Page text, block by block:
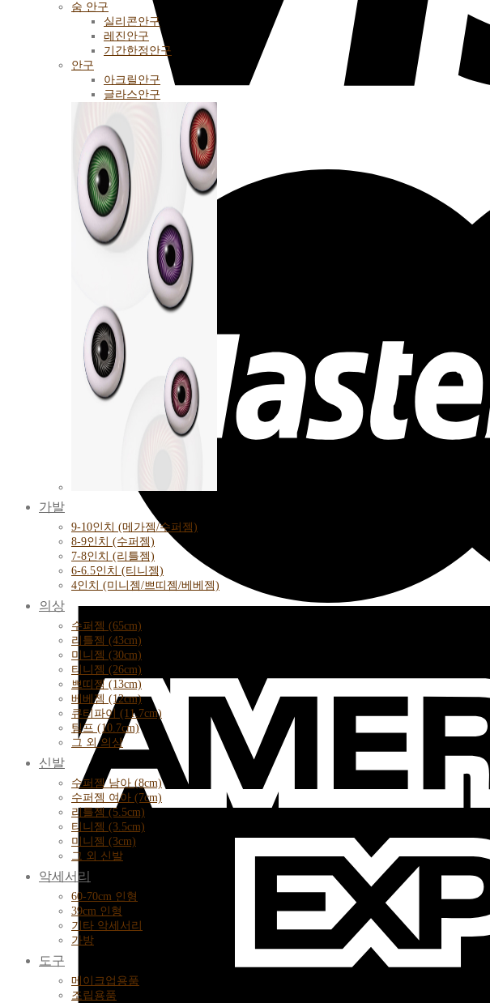
숨 안구
실리콘안구
레진안구
기간한정안구
안구
아크릴안구
글라스안구
가발
9-10인치 (메가젬/수퍼젬)
8-9인치 (수퍼젬)
7-8인치 (리틀젬)
6-6.5인치 (티니젬)
4인치 (미니젬/쁘띠젬/베베젬)
의상
수퍼젬 (65cm)
리틀젬 (43cm)
미니젬 (30cm)
티니젬 (26cm)
쁘띠젬 (13cm)
베베젬 (12cm)
큐티파이 (11.7cm)
팀프 (10.7cm)
그 외 의상
신발
수퍼젬 남아 (8cm)
수퍼젬 여아 (7cm)
리틀젬 (5.5cm)
티니젬 (3.5cm)
미니젬 (3cm)
그 외 신발
악세서리
60-70cm 인형
39cm 인형
기타 악세서리
가방
도구
메이크업용품
조립용품